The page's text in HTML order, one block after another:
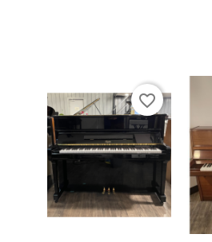
favorite_border